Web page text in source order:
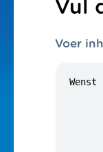
Vul
Voer